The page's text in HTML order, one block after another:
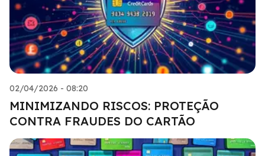
02/04/2026 - 08:20
MINIMIZANDO RISCOS: PROTEÇÃO
CONTRA FRAUDES DO CARTÃO